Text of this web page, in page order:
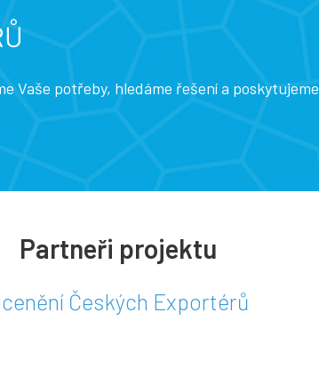
Vaše potřeby, hledáme řešení a poskytujeme
Partneři projektu
Českých Exportérů